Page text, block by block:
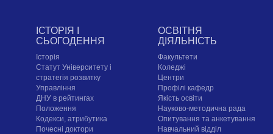
ІСТОРІЯ І
СЬОГОДЕННЯ
Історія
Статут Університету і
стратегія розвитку
Управління
ДНУ в рейтингах
Положення
Кодекси, атрибутика
Почесні доктори
ОСВІТНЯ
ДІЯЛЬНІСТЬ
Факультети
Коледжі
Центри
Профілі кафедр
Якість освіти
Науково-методична рада
Опитування та анкетування
Навчальний відділ